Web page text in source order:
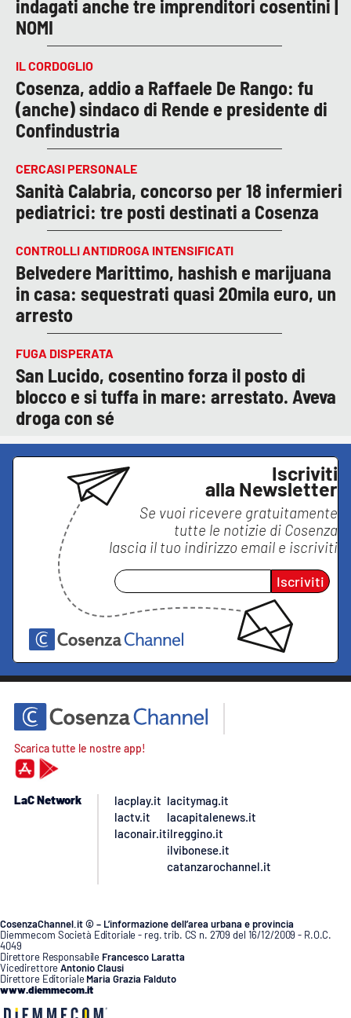
indagati anche tre imprenditori cosentini |
NOMI
IL CORDOGLIO
Cosenza, addio a Raffaele De Rango: fu
(anche) sindaco di Rende e presidente di
Confindustria
CERCASI PERSONALE
Sanità Calabria, concorso per 18 infermieri
pediatrici: tre posti destinati a Cosenza
CONTROLLI ANTIDROGA INTENSIFICATI
Belvedere Marittimo, hashish e marijuana
in casa: sequestrati quasi 20mila euro, un
arresto
FUGA DISPERATA
San Lucido, cosentino forza il posto di
blocco e si tuffa in mare: arrestato. Aveva
droga con sé
Iscriviti
alla Newsletter
Se vuoi ricevere gratuitamente
tutte le notizie di Cosenza
lascia il tuo indirizzo email e iscriviti
Iscriviti
Scarica tutte le nostre app!
LaC Network
lacplay.it
lactv.it
laconair.it
lacitymag.it
lacapitalenews.it
ilreggino.it
ilvibonese.it
catanzarochannel.it
CosenzaChannel.it © – L’informazione dell’area urbana e provincia
Diemmecom Società Editoriale - reg. trib. CS n. 2709 del 16/12/2009 - R.O.C.
4049
Direttore Responsabile Francesco Laratta
VicedirettoreAntonio Clausi
Direttore Editoriale Maria Grazia Falduto
www.diemmecom.it